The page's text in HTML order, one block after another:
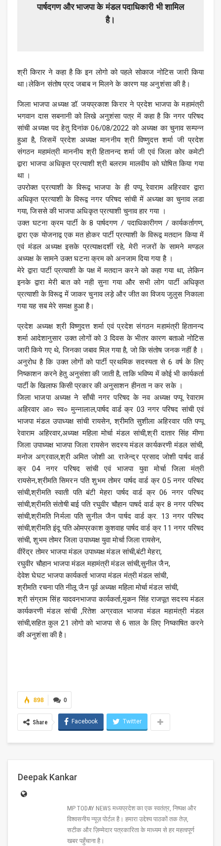
पार्षदगण और भाजपा के मंडल पदाधिकारी भी शामिल
है।
श्री किरार ने कहा है कि इन लोगो को पहले सोकाज नोटिस जारी किया
था।लेकिन संतोष प्रद जबाब न मिलने के कारण यह अनुशंसा की है।
जिला भाजपा अध्यक्ष डॉ. जयप्रकाश किरार ने प्रदेश भाजपा के महामंत्री
भगवान दास सबनानी को लिखे अनुशंसा पत्र में कहा है कि नगर परिषद
सांची अध्यक्ष पद हेतु दिनांक 06/08/2022 को अध्यक्ष का चुनाव सम्पन्न
हुआ है, जिसमें प्रदेश अध्यक्ष माननीय श्री विष्णुदत्त शर्मा जी प्रदेश
संगठन महामंत्री माननीय श्री हितानन्द शर्मा जी एवं जिला कोर कमेटी
द्वारा भाजपा अधिकृत प्रत्याशी श्री बलराम मालवीय को घोषित किया गया
था ।
उपरोक्त प्रत्याशी के विरूद्व भाजपा के ही पप्पू रेवाराम अहिरवार द्वारा
अधिकृत प्रत्याशी के विरूद्व नगर परिषद सांची में अध्यक्ष का चुनाव लडा
गया, जिससे की भाजपा अधिकृत प्रत्याशी चुनाव हार गया ।
उक्त घटना क्रम पार्टी के 8 पार्षदगण / पदाधिकारीगण / कार्यकर्तागण,
द्वारा एक योजनाद्व एक मत होकर पार्टी प्रत्याशी के विरूद्व मतदान किया में
एवं मंडल अध्यक्ष इसके प्रत्याक्षदर्शी रहे, मेरी नजरों के सामने मण्डल
अध्यक्ष के सामने उक्त घटना क्रम को अनजाम दिया गया है ।
मेरे द्वारा पार्टी प्रत्याशी के पक्ष में मतदान करने को कहा गया था, लेकिन
इनके द्वारा मेरी बात को नही सुना गया और सभी लोग पार्टी अधिकृत
प्रत्याशी के विरूद्व में जाकर चुनाव लड़े और जीत का विजय जुलुस निकाला
गया यह सब मेरे समक्ष हुआ है।
प्रदेश अध्यक्ष श्री विष्णुदत्त शर्मा एवं प्रदेश संगठन महामंत्री हितानन्द
शर्मा आदेशानुसार उक्त लोगों को 3 दिवस के भीतर कारण बताओ नोटिस
जारी किये गए थे, जिनका जबाव मिल गया है, जो कि संतोष जनक नहीं है ।
अनुरोध है कि उक्त लोगों को पार्टी प्रथमिक सदस्यता से 6 वर्ष के लिए
निष्काशन करने हेतु अनुसंशा की जाती है, ताकि भविष्य में कोई भी कार्यकर्ता
पार्टी के खिलाफ किसी प्रकार की अनुसाशन हीनता न कर सके ।
जिला भाजपा अध्यक्ष ने साँची नगर परिषद के नव अध्यक्ष पप्पू रेवाराम
अहिरवार आ० स्व० मुन्नालाल,पार्षद वार्ड क्र 03 नगर परिषद सांची एवं
भाजपा मंडल उपाध्यक्ष सांची रायसेन, श्रीमति सुशीला अहिरवार पति पप्पू
रेवाराम अहिरवार,अध्यक्ष महिला मोर्चा मंडल सांची,श्री दातार सिंह मीणा
जिला उपाध्यक्ष भाजपा जिला रायसेन सदस्य मंडल कार्यकरणी मंडल सांची,
मनोज अग्रवाल,श्री अमित जोशी आ. राजेन्द्र प्रसाद जोशी पार्षद वार्ड
क्र 04 नगर परिषद सांची एवं भाजपा युवा मोर्चा जिला मंत्री
रायसेन,श्रीमति सिमरन पति शुभम तोमर पार्षद वार्ड क्र 05 नगर परिषद
सांची,श्रीमति स्वाती पति बंटी मेहरा पार्षद वार्ड क्र 06 नगर परिषद
सांची,श्रीमति संतोषी बाई पति रघुवीर चौहान पाषर्द वार्ड क्र 8 नगर परिषद
सांची,श्रीमति निर्मला पति सुनील जैन पार्षद वार्ड क्र. 13 नगर परिषद
सांची,श्रीमति इंदू पति ओमप्रकाश कुशवाह पार्षद वार्ड क्र 11 नगर परिषद
सांची, शुभम तोमर जिला उपाध्यक्ष युवा मोर्चा जिला रायसेन,
वीरेंद्र तोमर भाजपा मंडल उपाध्यक्ष मंडल सांची,बंटी मेहरा,
रघुवीर चौहान भाजपा मंडल महामंत्री मंडल सांची,सुनील जैन,
देवेश घेघट भाजपा कार्यकर्ता भाजपा मंडल मंत्री मंडल सांची,
श्रीमति रचना पति नीलू जैन पूर्व अध्यक्ष महिला मोर्चा मंडल सांची,
श्री संग्राम सिंह यादवनभाजपा कार्यकर्ता,मुकन सिंह राजपूत सदस्य मंडल
कार्यकरणी मंडल सांची ,रितेश अग्रवाल भाजपा मंडल महामंत्री मंडल
सांची,सहित कुल 21 लोगो को भाजपा से 6 साल के लिए निष्काषित करने
की अनुशंसा की है।
0
898
Share Facebook Twitter
Deepak Kankar
MP TODAY NEWS मध्यप्रदेश का एक स्वतंत्र, निष्पक्ष और
विश्वसनीय न्यूज़ पोर्टल है। हमारा उद्देश्य पाठकों तक तेज़,
सटीक और ज़िम्मेदार पत्रकारिता के माध्यम से हर महत्वपूर्ण
खबर पहुँचाना है।